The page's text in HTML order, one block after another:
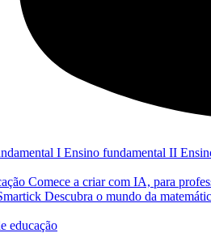
I Ensino fundamental II
Comece a criar com IA, para
Descubra o mundo da
educação